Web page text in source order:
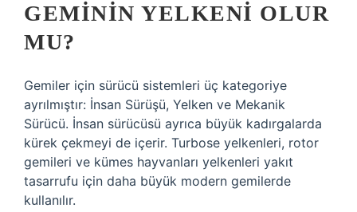
GEMININ YELKENI OLUR
MU?
Gemiler için sürücü sistemleri üç kategoriye
ayrılmıştır: İnsan Sürüşü, Yelken ve Mekanik
Sürücü. İnsan sürücüsü ayrıca büyük kadırgalarda
kürek çekmeyi de içerir. Turbose yelkenleri, rotor
gemileri ve kümes hayvanları yelkenleri yakıt
tasarrufu için daha büyük modern gemilerde
kullanılır.